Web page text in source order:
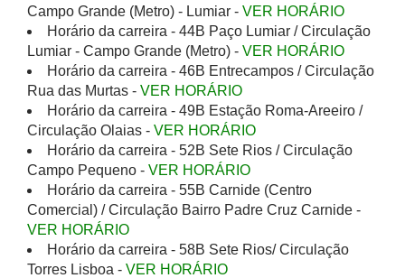
Campo Grande (Metro) - Lumiar - VER HORÁRIO
Horário da carreira - 44B Paço Lumiar / Circulação
Lumiar - Campo Grande (Metro) - VER HORÁRIO
Horário da carreira - 46B Entrecampos / Circulação
Rua das Murtas - VER HORÁRIO
Horário da carreira - 49B Estação Roma-Areeiro /
Circulação Olaias - VER HORÁRIO
Horário da carreira - 52B Sete Rios / Circulação
Campo Pequeno - VER HORÁRIO
Horário da carreira - 55B Carnide (Centro
Comercial) / Circulação Bairro Padre Cruz Carnide -
VER HORÁRIO
Horário da carreira - 58B Sete Rios/ Circulação
Torres Lisboa - VER HORÁRIO